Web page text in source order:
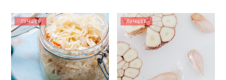
ЛУЧШЕЕ ЛУЧШЕЕ